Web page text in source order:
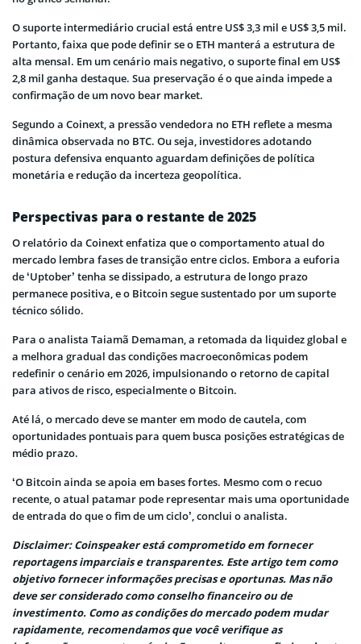
O suporte intermediário crucial está entre US$ 3,3 mil e US$ 3,5 mil.
Portanto, faixa que pode definir se o ETH manterá a estrutura de
alta mensal. Em um cenário mais negativo, o suporte final em US$
2,8 mil ganha destaque. Sua preservação é o que ainda impede a
confirmação de um novo bear market.
Segundo a Coinext, a pressão vendedora no ETH reflete a mesma
dinâmica observada no BTC. Ou seja, investidores adotando
postura defensiva enquanto aguardam definições de política
monetária e redução da incerteza geopolítica.
Perspectivas para o restante de 2025
O relatório da Coinext enfatiza que o comportamento atual do
mercado lembra fases de transição entre ciclos. Embora a euforia
de ‘Uptober’ tenha se dissipado, a estrutura de longo prazo
permanece positiva, e o Bitcoin segue sustentado por um suporte
técnico sólido.
Para o analista Taiamã Demaman, a retomada da liquidez global e
a melhora gradual das condições macroeconômicas podem
redefinir o cenário em 2026, impulsionando o retorno de capital
para ativos de risco, especialmente o Bitcoin.
Até lá, o mercado deve se manter em modo de cautela, com
oportunidades pontuais para quem busca posições estratégicas de
médio prazo.
‘O Bitcoin ainda se apoia em bases fortes. Mesmo com o recuo
recente, o atual patamar pode representar mais uma oportunidade
de entrada do que o fim de um ciclo’, conclui o analista.
Disclaimer: Coinspeaker está comprometido em fornecer
reportagens imparciais e transparentes. Este artigo tem como
objetivo fornecer informações precisas e oportunas. Mas não
deve ser considerado como conselho financeiro ou de
investimento. Como as condições do mercado podem mudar
rapidamente, recomendamos que você verifique as